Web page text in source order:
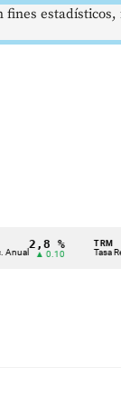
2,8 %
▲ 0.10 Tasa Rep.